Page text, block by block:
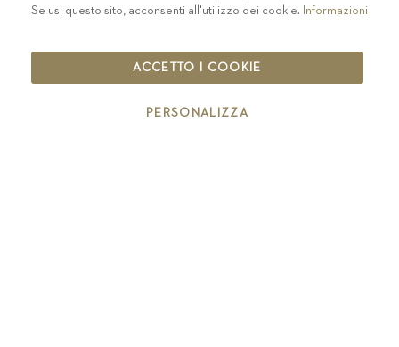
CODICE ETICO
IT00126670215
Se usi questo sito, acconsenti all'utilizzo dei cookie. Informazioni
ACCETTO I COOKIE
PERSONALIZZA